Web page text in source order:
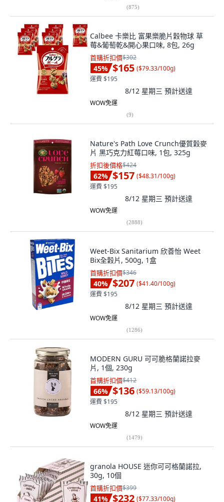
(875)
Calbee 卡樂比 富果樂脆片穀物球 草
莓&葡萄乾&開心果口味, 8包, 26g
首購折扣價$302
45% $165 ($79.33/100g)
運費 $195
8/12 星期三 預計送達
WOW免運
(9)
Nature's Path Love Crunch優質穀麥
片 黑巧克力紅莓口味, 1包, 325g
折扣後價格$424
62% $157 ($48.31/100g)
運費 $195
8/12 星期三 預計送達
WOW免運
(2888)
Weet-Bix Sanitarium 欣善怡 Weet
Bix全穀片, 500g, 1盒
首購折扣價$346
40% $207 ($41.40/100g)
運費 $195
8/12 星期三 預計送達
WOW免運
(1286)
MODERN GURU 可可脆格蘭諾拉麥
片, 1個, 230g
首購折扣價$412
66% $136 ($59.13/100g)
運費 $195
8/12 星期三 預計送達
WOW免運
(1479)
granola HOUSE 迷你可可格蘭諾拉,
30g, 10個
首購折扣價$399
41% $232 ($77.33/100g)